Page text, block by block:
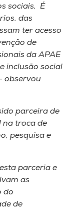
sociais. É
das
ter acesso
de
da APAE
inclusão social
observou
parceira de
na troca de
pesquisa e
parceria e
as
do
de